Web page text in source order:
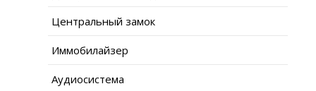
Центральный замок
Иммобилайзер
Аудиосистема